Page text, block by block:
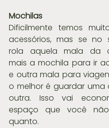
Mochilas
Dificilmente temos
acessórios, mas se no
rola aquela mala da
mais a mochila para ir
e outra mala para
o melhor é guardar uma
outra. Isso vai
espaço que você
quanto.